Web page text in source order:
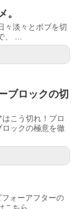
。
淡々とボブを切
、 ...
ブロックの切
こう切れ！プロ
ックの極意を徹
ォーアフターの